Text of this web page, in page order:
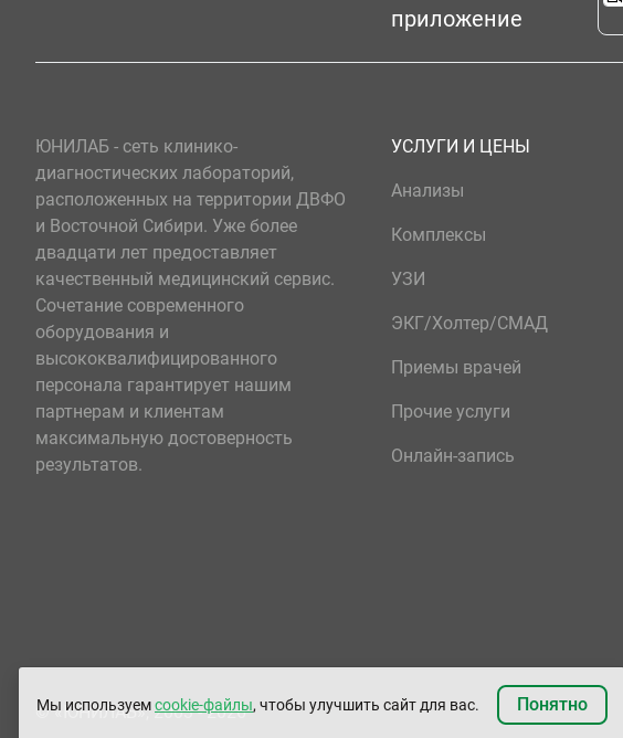
приложение
ЮНИЛАБ - сеть клинико-
диагностических лабораторий,
расположенных на территории ДВФО
и Восточной Сибири. Уже более
двадцати лет предоставляет
качественный медицинский сервис.
Сочетание современного
оборудования и
высококвалифицированного
персонала гарантирует нашим
партнерам и клиентам
максимальную достоверность
результатов.
УСЛУГИ И ЦЕНЫ
Анализы
Комплексы
УЗИ
ЭКГ/Холтер/СМАД
Приемы врачей
Прочие услуги
Онлайн-запись
© «ЮНИЛАБ», 2003 - 2026
Мы используемcookie-файлы, чтобы улучшить сайт для вас. Понятно